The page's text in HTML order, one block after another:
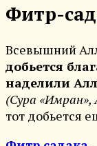
Фитр-
Всевышний
добьется
наделили
(Сура «Имран»,
тот добьется